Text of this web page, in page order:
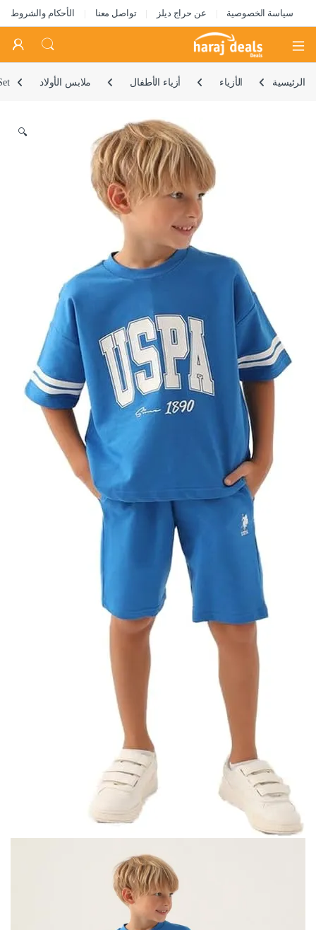
سياسة الخصوصية عن حراج ديلز تواصل معنا الأحكام والشروط
Open
الرئيسية الأزياء أزياء الأطفال ملابس الأولاد
🔍